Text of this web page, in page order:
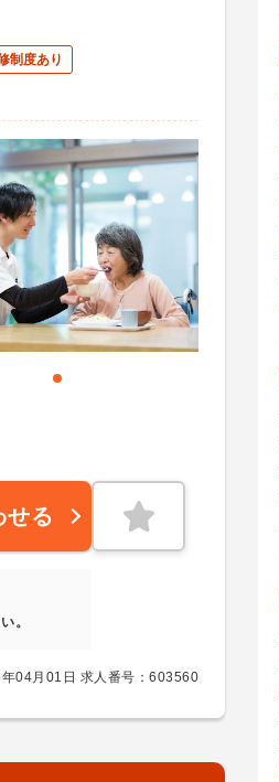
制度あり
せる
。
04月01日 求人番号：603560